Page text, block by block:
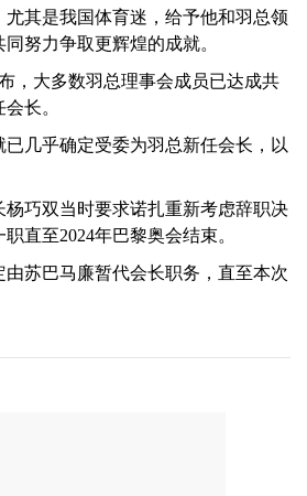
其是我国体育迷，给予他和羽总领
努力争取更辉煌的成就。
，大多数羽总理事会成员已达成共
长。
几乎确定受委为羽总新任会长，以
巧双当时要求诺扎重新考虑辞职决
直至2024年巴黎奥会结束。
苏巴马廉暂代会长职务，直至本次